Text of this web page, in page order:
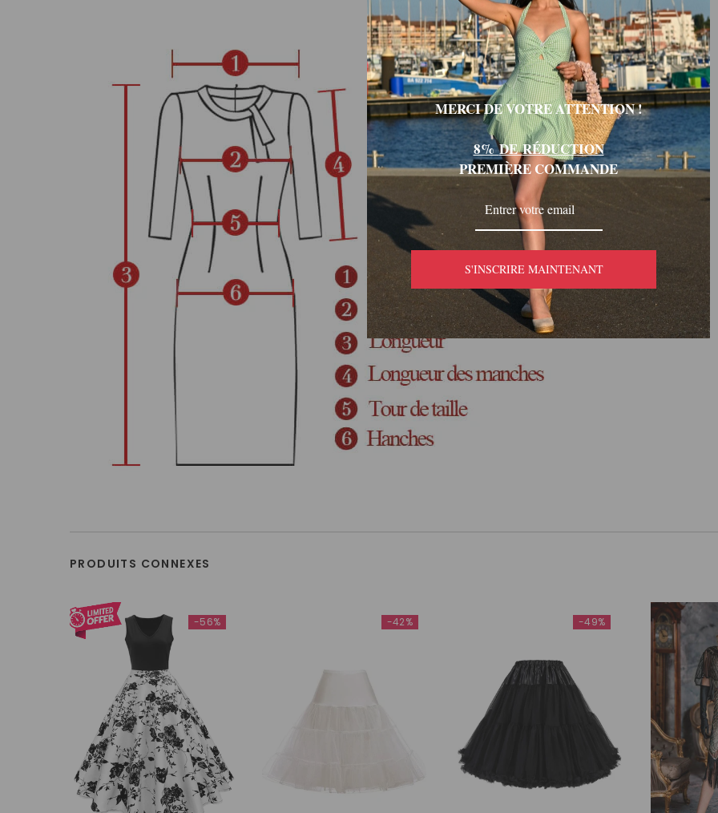
PRODUITS CONNEXES
-56% -42% -49%
MERCI DE VOTRE ATTENTION !
8%DERÉDUCTION
PREMIÈRE COMMANDE
S'INSCRIRE MAINTENANT